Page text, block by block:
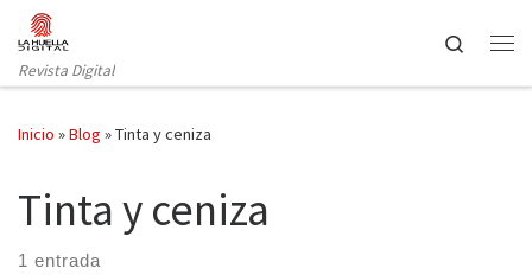
Saltar al contenido
Revista Digital
Search
Inicio »Blog »Tinta y ceniza
Tinta y ceniza
1 entrada